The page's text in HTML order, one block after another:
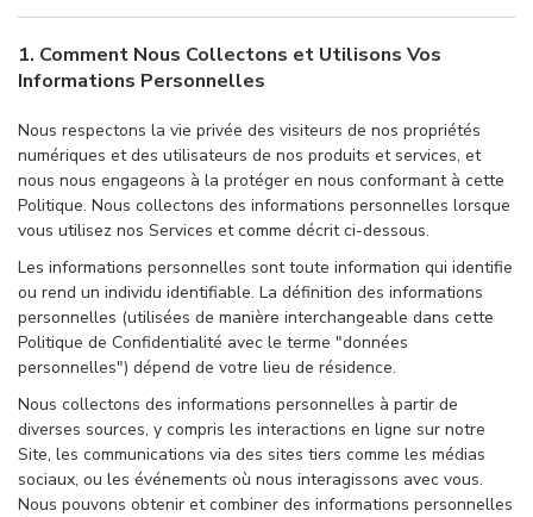
1. Comment Nous Collectons et Utilisons Vos
Informations Personnelles
Nous respectons la vie privée des visiteurs de nos propriétés
numériques et des utilisateurs de nos produits et services, et
nous nous engageons à la protéger en nous conformant à cette
Politique. Nous collectons des informations personnelles lorsque
vous utilisez nos Services et comme décrit ci-dessous.
Les informations personnelles sont toute information qui identifie
ou rend un individu identifiable. La définition des informations
personnelles (utilisées de manière interchangeable dans cette
Politique de Confidentialité avec le terme "données
personnelles") dépend de votre lieu de résidence.
Nous collectons des informations personnelles à partir de
diverses sources, y compris les interactions en ligne sur notre
Site, les communications via des sites tiers comme les médias
sociaux, ou les événements où nous interagissons avec vous.
Nous pouvons obtenir et combiner des informations personnelles